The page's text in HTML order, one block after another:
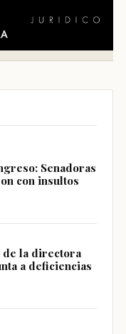
Senadoras
con insultos
de la directora
a deficiencias